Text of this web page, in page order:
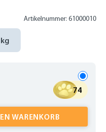
Artikelnummer: 61000010
74
gewünschten
WARENKORB